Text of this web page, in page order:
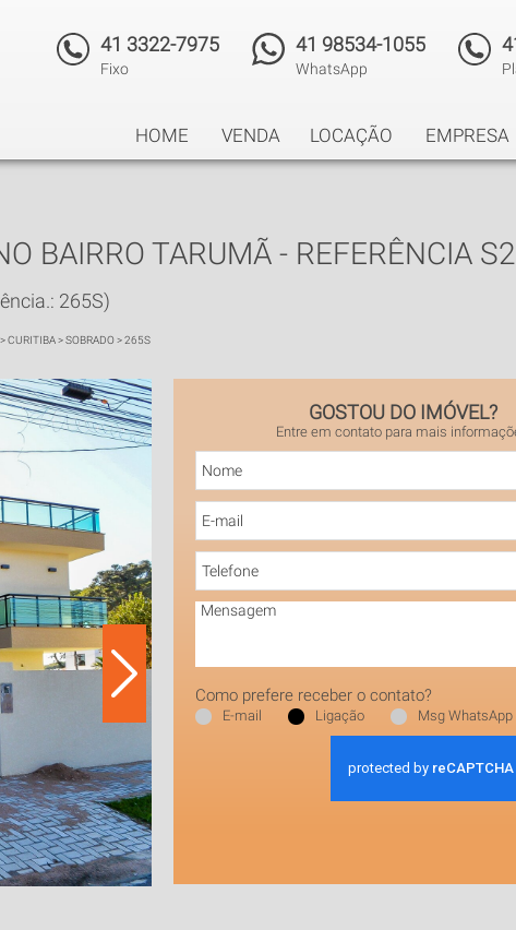
41 3322-7975
Fixo
41 98534-1055
WhatsApp
HOME VENDA LOCAÇÃO EMPRESA
BAIRRO TARUMÃ - REFERÊNCIA
265S)
CURITIBA>SOBRADO>265S
GOSTOU DO IMÓVEL?
Entre em contato para mais
Como prefere receber o contato?
E-mail Ligação Msg WhatsApp